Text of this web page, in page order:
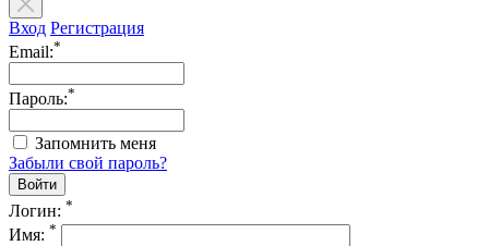
Вход Регистрация
Email:*
Пароль:*
Запомнить меня
Забыли свой пароль?
Логин: *
Имя: *